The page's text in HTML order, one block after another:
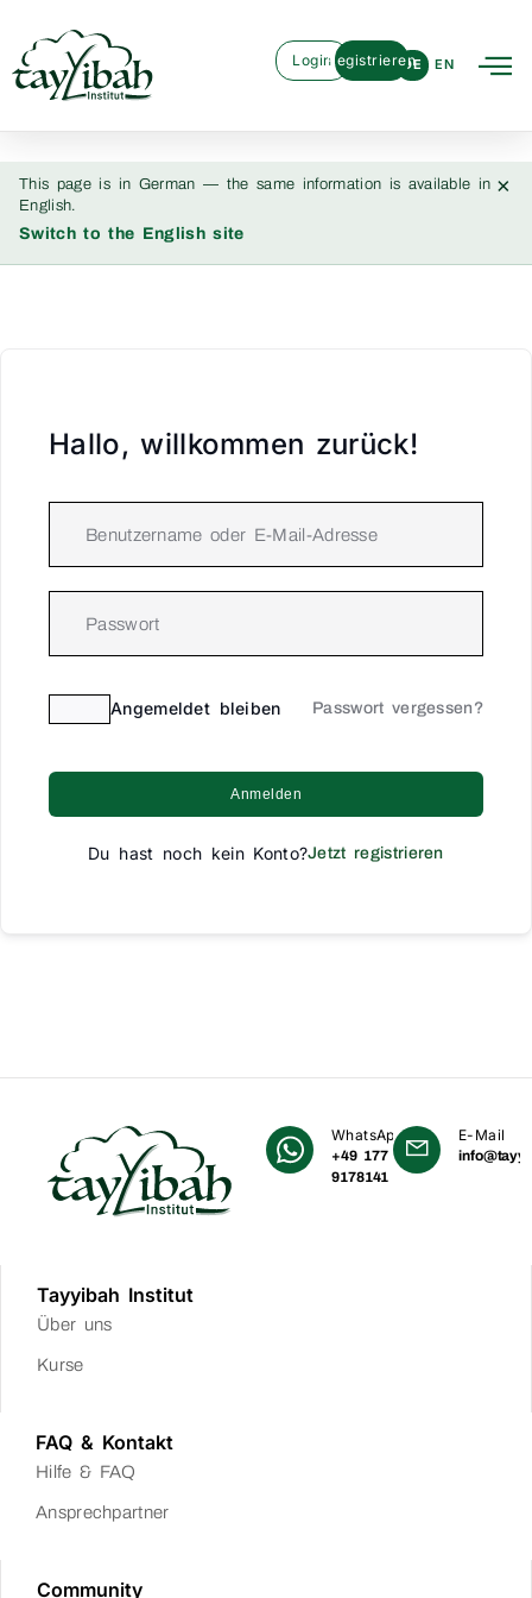
DE EN
LoginRegistrieren
This page is in German — the same information is available in
English.
Switch to the English site
×
Hallo, willkommen zurück!
Angemeldet bleiben Passwort vergessen?
Anmelden
Du hast noch kein Konto?Jetzt registrieren
WhatsApp
+49 177
9178141
E-Mail
Tayyibah Institut
Über uns
Kurse
FAQ & Kontakt
Hilfe & FAQ
Ansprechpartner
Community